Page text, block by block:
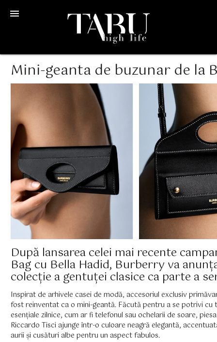
menu
Mini-geanta de buzunar de la
După lansarea celei mai recente
Bag cu Bella Hadid, Burberry va
colecție a gentuței clasice ca parte a
Inspirat de arhivele casei de modă, accesoriul exclusiv
fost reinventat ca o mini-geantă. Făcută pentru a se potrivi cu
esențiale zilnice, cum ar fi telefonul sau ochelarii de soare,
Riccardo Tisci ajunge într-o culoare neagră elegantă,
aurii și cusături albe pentru un aspect fabulos.